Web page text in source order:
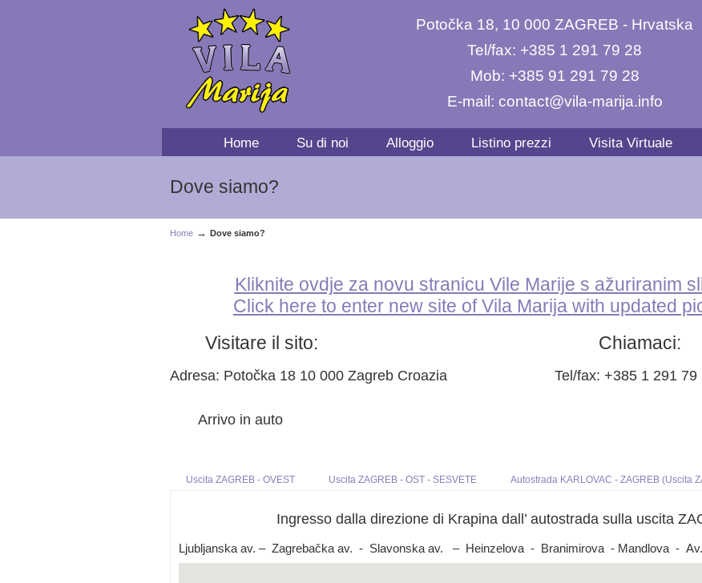
Potočka 18, 10 000 ZAGREB - Hrvatska
Tel/fax: +385 1 291 79 28
Mob: +385 91 291 79 28
E-mail: contact@vila-marija.info
Home Su di noi Alloggio Listino prezzi Visita Virtuale
Dove siamo?
Home → Dove siamo?
Kliknite ovdje za novu stranicu Vile Marije s ažuriranim
Click here to enter new site of Vila Marija with updated
Visitare il sito:
Adresa: Potočka 18 10 000 Zagreb Croazia
Chiamaci:
Tel/fax: +385 1 291
Arrivo in auto
Uscita ZAGREB - OVEST Uscita ZAGREB - OST - SESVETE Autostrada KARLOVAC - ZAGREB (Uscita
Ingresso dalla direzione di Krapina dall’ autostrada sulla uscita
Ljubljanska av. – Zagrebačka av. - Slavonska av. – Heinzelova - Branimirova - Mandlova -